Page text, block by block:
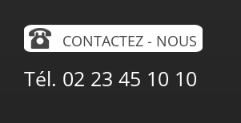
CONTACTEZ - NOUS
Tél. 02 23 45 10 10